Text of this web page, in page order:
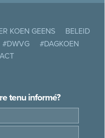
KOEN GEENS
BELEID
#DWVG
#DAGKOEN
tenu informé?